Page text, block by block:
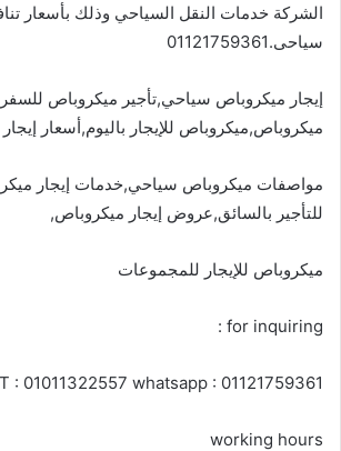
الشركة خدمات النقل السياحي وذلك بأسعار
سياحى.01121759361
إيجار ميكروباص سياحي,تأجير ميكروباص
ميكروباص,ميكروباص للإيجار باليوم,أسعار
مواصفات ميكروباص سياحي,خدمات إيجار
للتأجير بالسائق,عروض إيجار ميكروباص,
ميكروباص للإيجار للمجموعات
for inquiring :
T : 01011322557 whatsapp : 01121759361
working hours